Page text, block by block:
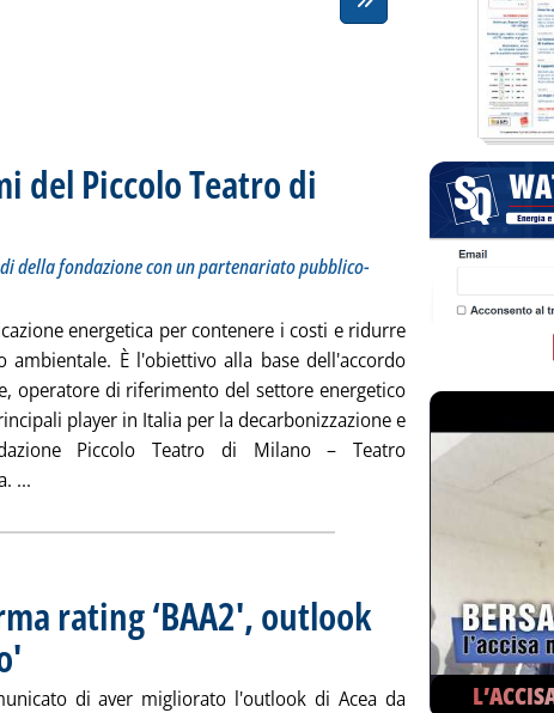
del Piccolo Teatro di
della fondazione con un partenariato pubblico-
energetica per contenere i costi e ridurre
ambientale. È l'obiettivo alla base dell'accordo
operatore di riferimento del settore energetico
player in Italia per la decarbonizzazione e
Piccolo Teatro di Milano – Teatro
... Leggi tutta la notizia: 'Engie riduce i consumi del Piccolo
rating ‘BAA2', outlook
. Pubblicata mercoledì 28 maggio 2025 alle 13.39.
di aver migliorato l'outlook di Acea da